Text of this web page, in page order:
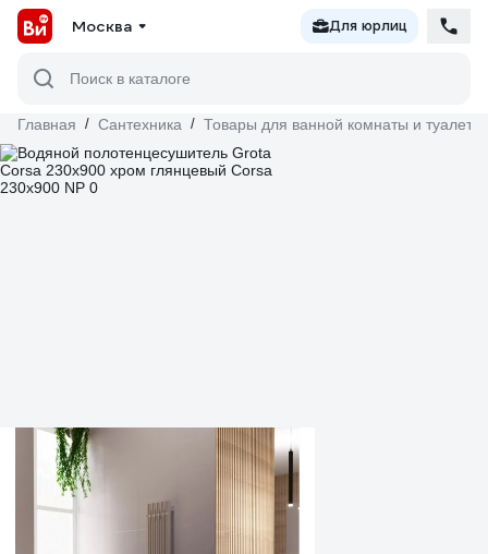
Москва Для юрлиц
Поиск в каталоге
Главная / Сантехника / Товары для ванной комнаты и туалета